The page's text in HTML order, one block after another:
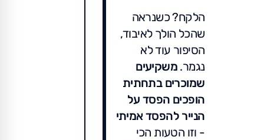
הלקח? כשנראה
שהכל הולך לאיבוד,
הסיפור עוד לא
נגמר. משקיעים
שמוכרים בתחתית
הופכים הפסד על
הנייר להפסד אמיתי
- וזו הטעות הכי